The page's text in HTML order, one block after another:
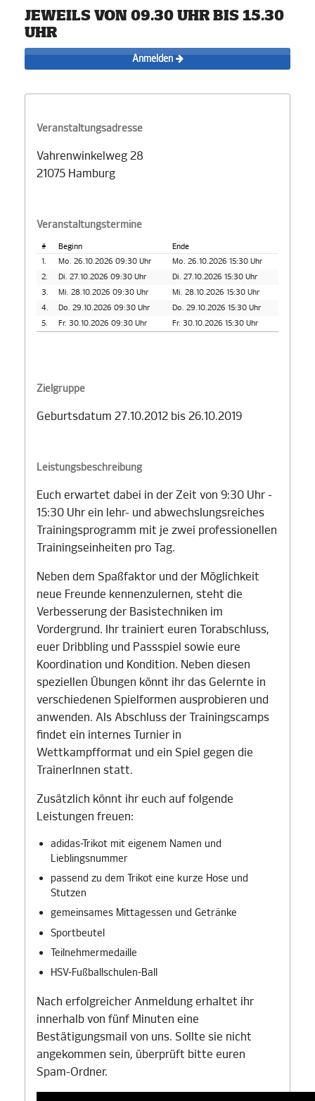
JEWEILS VON 09.30 UHR BIS 15.30
UHR
Anmelden
Veranstaltungsadresse
Vahrenwinkelweg 28
21075 Hamburg
Veranstaltungstermine
# Beginn
Ende
1.
Mo. 26.10.2026 09:30 Uhr
Mo. 26.10.2026 15:30 Uhr
2.
Di. 27.10.2026 09:30 Uhr
Di. 27.10.2026 15:30 Uhr
3.
Mi. 28.10.2026 09:30 Uhr
Mi. 28.10.2026 15:30 Uhr
4.
Do. 29.10.2026 09:30 Uhr
Do. 29.10.2026 15:30 Uhr
5.
Fr. 30.10.2026 09:30 Uhr Fr. 30.10.2026 15:30 Uhr
Zielgruppe
Geburtsdatum 27.10.2012 bis 26.10.2019
Leistungsbeschreibung
Euch erwartet dabei in der Zeit von 9:30 Uhr -
15:30 Uhr ein lehr- und abwechslungsreiches
Trainingsprogramm mit je zwei professionellen
Trainingseinheiten pro Tag.
Neben dem Spaßfaktor und der Möglichkeit
neue Freunde kennenzulernen, steht die
Verbesserung der Basistechniken im
Vordergrund. Ihr trainiert euren Torabschluss,
euer Dribbling und Passspiel sowie eure
Koordination und Kondition. Neben diesen
speziellen Übungen könnt ihr das Gelernte in
verschiedenen Spielformen ausprobieren und
anwenden. Als Abschluss der Trainingscamps
findet ein internes Turnier in
Wettkampfformat und ein Spiel gegen die
TrainerInnen statt.
Zusätzlich könnt ihr euch auf folgende
Leistungen freuen:
adidas-Trikot mit eigenem Namen und
Lieblingsnummer
passend zu dem Trikot eine kurze Hose und
Stutzen
gemeinsames Mittagessen und Getränke
Sportbeutel
Teilnehmermedaille
HSV-Fußballschulen-Ball
Nach erfolgreicher Anmeldung erhaltet ihr
innerhalb von fünf Minuten eine
Bestätigungsmail von uns. Sollte sie nicht
angekommen sein, überprüft bitte euren
Spam-Ordner.